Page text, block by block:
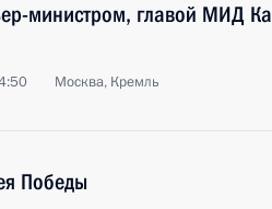
министром, главой МИД
Москва, Кремль
Победы